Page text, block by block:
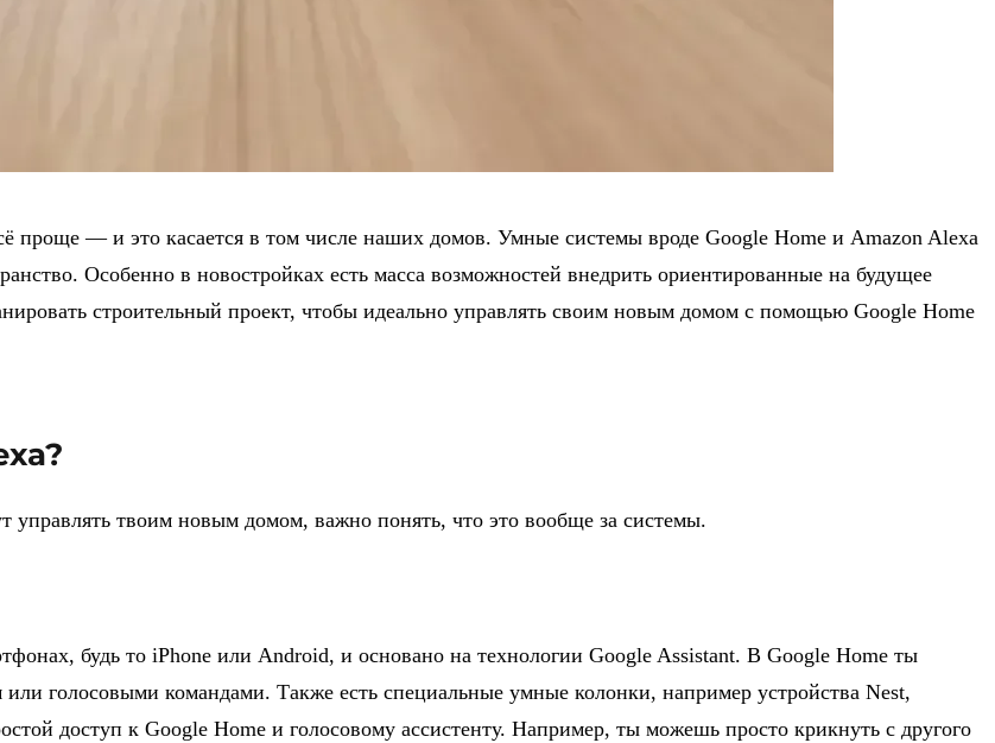
— и это касается в том числе наших домов. Умные системы вроде Google Home и Amazon Alexa
Особенно в новостройках есть масса возможностей внедрить ориентированные на будущее
строительный проект, чтобы идеально управлять своим новым домом с помощью Google Home
управлять твоим новым домом, важно понять, что это вообще за системы.
будь то iPhone или Android, и основано на технологии Google Assistant. В Google Home ты
голосовыми командами. Также есть специальные умные колонки, например устройства Nest,
доступ к Google Home и голосовому ассистенту. Например, ты можешь просто крикнуть с другого